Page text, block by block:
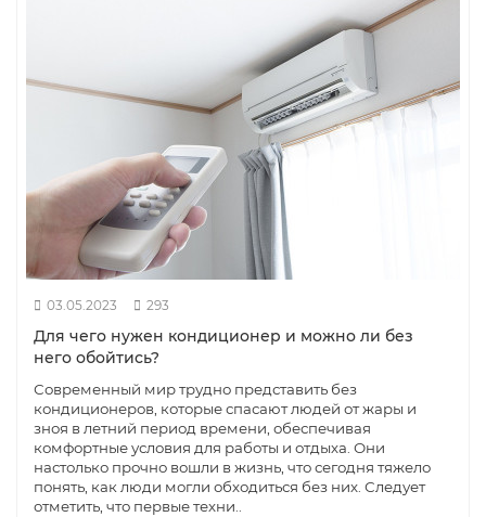
03.05.2023 293
Для чего нужен кондиционер и можно ли без
него обойтись?
Современный мир трудно представить без
кондиционеров, которые спасают людей от жары и
зноя в летний период времени, обеспечивая
комфортные условия для работы и отдыха. Они
настолько прочно вошли в жизнь, что сегодня тяжело
понять, как люди могли обходиться без них. Следует
отметить, что первые техни..